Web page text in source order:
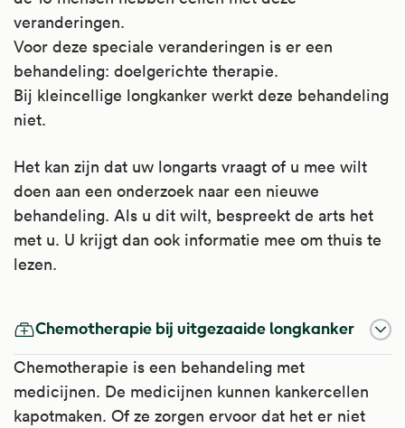
veranderingen.
Voor deze speciale veranderingen is er een
behandeling: doelgerichte therapie.
Bij kleincellige longkanker werkt deze behandeling
niet.
Het kan zijn dat uw longarts vraagt of u mee wilt
doen aan een onderzoek naar een nieuwe
behandeling. Als u dit wilt, bespreekt de arts het
met u. U krijgt dan ook informatie mee om thuis te
lezen.
Chemotherapie bij uitgezaaide longkanker
Chemotherapie is een behandeling met
medicijnen. De medicijnen kunnen kankercellen
kapotmaken. Of ze zorgen ervoor dat het er niet